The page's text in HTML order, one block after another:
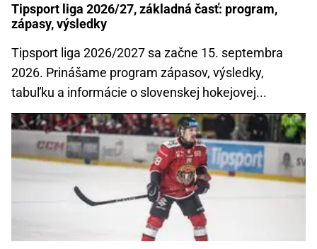
Tipsport liga 2026/27, základná časť: program,
zápasy, výsledky
Tipsport liga 2026/2027 sa začne 15. septembra
2026. Prinášame program zápasov, výsledky,
tabuľku a informácie o slovenskej hokejovej...